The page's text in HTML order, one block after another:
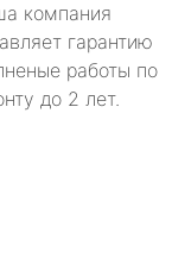
компания
гарантию
работы по
до 2 лет.